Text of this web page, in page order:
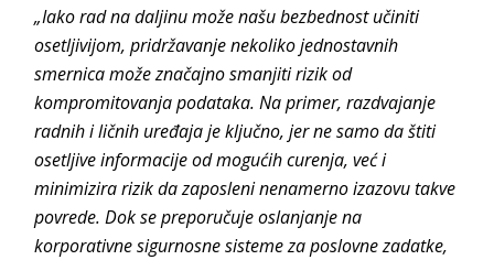
„Iako rad na daljinu može našu bezbednost učiniti
osetljivijom, pridržavanje nekoliko jednostavnih
smernica može značajno smanjiti rizik od
kompromitovanja podataka. Na primer, razdvajanje
radnih i ličnih uređaja je ključno, jer ne samo da štiti
osetljive informacije od mogućih curenja, već i
minimizira rizik da zaposleni nenamerno izazovu takve
povrede. Dok se preporučuje oslanjanje na
korporativne sigurnosne sisteme za poslovne zadatke,